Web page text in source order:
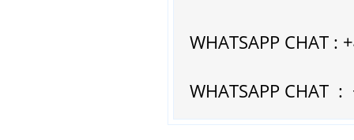
WHATSAPP CHAT
WHATSAPP CHAT